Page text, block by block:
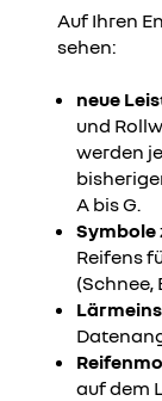
Auf Ihren
sehen:
neue
und
werden
A bis G.
Symbole
Reifens
(Schnee,
auf dem